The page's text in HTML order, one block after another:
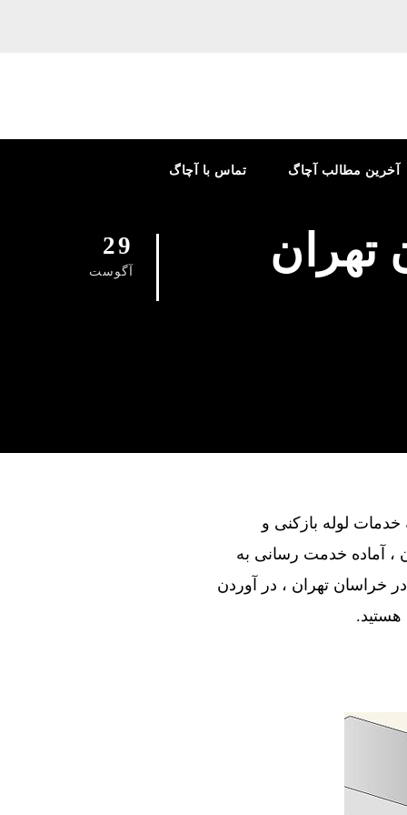
تماس با آچاگ آخرین مطالب آچاگ
29
آگوست تهران
در ارائه خدمات لوله بازکنی و
، آماده خدمت رسانی به
خراسان تهران ، در آوردن
هستید.